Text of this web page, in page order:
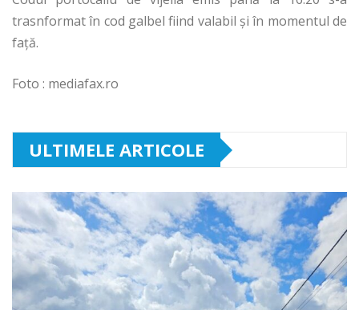
trasnformat în cod galbel fiind valabil și în momentul de
față.
Foto : mediafax.ro
ULTIMELE ARTICOLE